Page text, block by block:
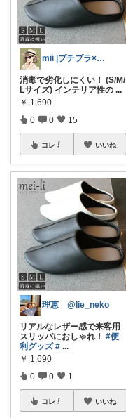
mii |プチプラ×子ども服
消毒で劣化しにくい！ (S/M/
Lサイズ) インテリア性の ...
￥ 1,690
0 0 15
コレ いいね
理恵 @lie_neko
リアルなレザー感で来客用
スリッパにおしゃれ！ #便
利グッズ # ...
￥ 1,690
0 0 1
コレ いいね